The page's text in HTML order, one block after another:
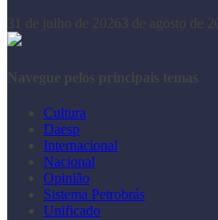
Navegue pelos principais temas
Cultura
Daesp
Internacional
Nacional
Opinião
Sistema Petrobrás
Unificado